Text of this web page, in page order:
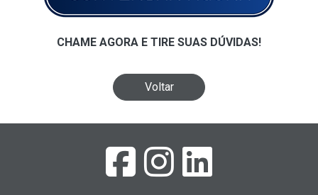
CHAME AGORA E TIRE SUAS DÚVIDAS!
Voltar